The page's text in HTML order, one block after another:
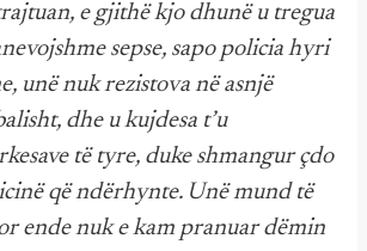
e gjithë kjo dhunë u tregua
sepse, sapo policia hyri
unë nuk rezistova në asnjë
dhe u kujdesa t’u
të tyre, duke shmangur çdo
që ndërhynte. Unë mund të
ende nuk e kam pranuar dëmin